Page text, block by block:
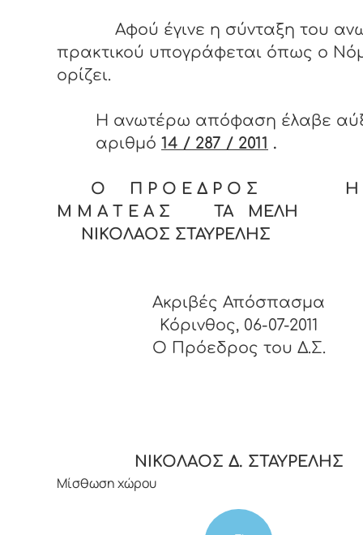
Αφού έγινε η σύνταξη του
πρακτικού υπογράφεται όπως ο
ορίζει.
Η ανωτέρω απόφαση έλαβε
αριθμό 14 / 287 / 2011 .
Ο Π Ρ Ο Ε Δ Ρ Ο Σ Η Γ
Μ Μ Α Τ Ε Α Σ ΤΑ ΜΕΛΗ
ΝΙΚΟΛΑΟΣ ΣΤΑΥΡΕΛΗΣ
Ακριβές Απόσπασμα
Κόρινθος, 06-07-2011
O Πρόεδρος του Δ.Σ.
ΝΙΚΟΛΑΟΣ Δ. ΣΤΑΥΡΕΛΗΣ
Μίσθωση χώρου